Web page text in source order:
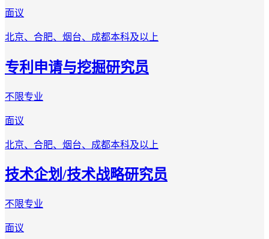
面议
北京、合肥、烟台、成都本科及以上
专利申请与挖掘研究员
不限专业
面议
北京、合肥、烟台、成都本科及以上
技术企划/技术战略研究员
不限专业
面议